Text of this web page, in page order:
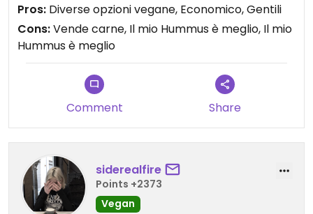
Pros: Diverse opzioni vegane, Economico, Gentili
Cons:Vende carne, Il mio Hummus è meglio, Il mio
Hummus è meglio
Comment Share
siderealfire
Points +2373
Vegan